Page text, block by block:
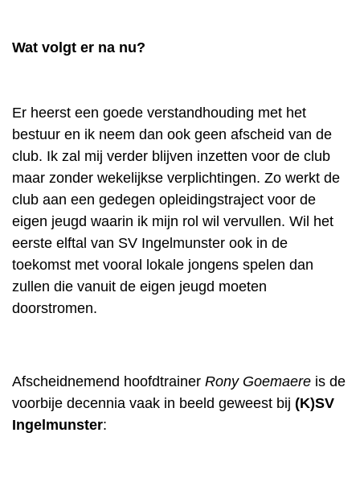
Wat volgt er na nu?
Er heerst een goede verstandhouding met het
bestuur en ik neem dan ook geen afscheid van de
club. Ik zal mij verder blijven inzetten voor de club
maar zonder wekelijkse verplichtingen. Zo werkt de
club aan een gedegen opleidingstraject voor de
eigen jeugd waarin ik mijn rol wil vervullen. Wil het
eerste elftal van SV Ingelmunster ook in de
toekomst met vooral lokale jongens spelen dan
zullen die vanuit de eigen jeugd moeten
doorstromen.
Afscheidnemend hoofdtrainer Rony Goemaere is de
voorbije decennia vaak in beeld geweest bij (K)SV
Ingelmunster: